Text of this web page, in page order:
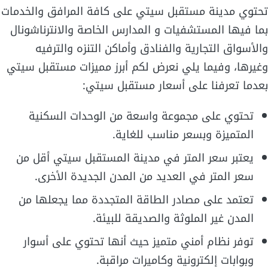
تحتوي مدينة مستقبل سيتي على كافة المرافق والخدمات
بما فيها المستشفيات و المدارس الخاصة والانترناشونال
والأسواق التجارية والفنادق وأماكن التنزه والترفيه
وغيرها، وفيما يلي نعرض لكم أبرز مميزات مستقبل سيتي
بعدما تعرفنا على أسعار مستقبل سيتي:
تحتوي على مجموعة واسعة من الوحدات السكنية
المتميزة وبسعر مناسب للغاية.
يعتبر سعر المتر في مدينة المستقبل سيتي أقل من
سعر المتر في العديد من المدن الجديدة الأخرى.
تعتمد على مصادر الطاقة المتجددة مما يجعلها من
المدن غير الملوثة والصديقة للبيئة.
توفر نظام أمني متميز حيث أنها تحتوي على أسوار
وبوابات إلكترونية وكاميرات مراقبة.